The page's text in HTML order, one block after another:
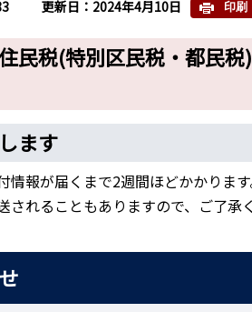
更新日：2024年4月10日 印刷
民税(特別区民税・都民
ます
情報が届くまで2週間ほどかかりま
されることもありますので、ご了承